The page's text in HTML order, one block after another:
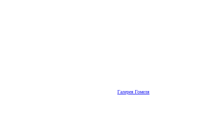
Галерея Гомеля